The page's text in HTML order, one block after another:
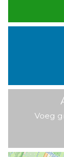
Voeg